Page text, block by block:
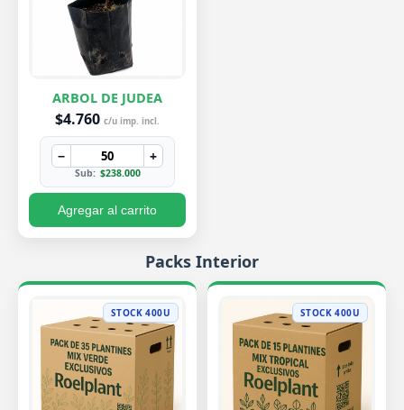
ARBOL DE JUDEA
$4.760 c/u imp. incl.
− +
Sub: $238.000
Agregar al carrito
Packs Interior
STOCK 400U STOCK 400U